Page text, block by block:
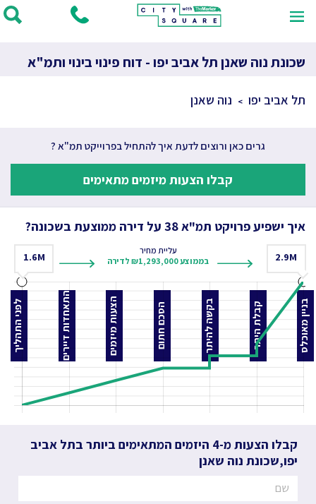
שכונת נוה שאנן תל אביב יפו - דוח פינוי בינוי ותמ"א
תל אביב יפו נוה שאנן
גרים כאן ורוצים לדעת איך להתחיל בפרוייקט תמ"א ?
קבלו הצעות מיזמים מתאימים
איך ישפיע פרויקט תמ"א 38 על דירה ממוצעת בשכונה?
2.9M
עליית מחיר
בממוצע ₪1,293,000 לדירה
1.6M
לפני התהליך התאחדות דיירים הצעות מיזמים הסכם חתום בקשה להיתר קבלת היתר בניין מאוכלס
קבלו הצעות מ-4 היזמים המתאימים ביותר
בתל אביב
יפו,שכונת נוה שאנן